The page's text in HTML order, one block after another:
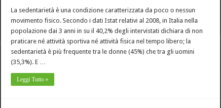
La sedentarietà è una condizione caratterizzata da poco o nessun
movimento fisico. Secondo i dati Istat relativi al 2008, in Italia nella
popolazione dai 3 anni in su il 40,2% degli intervistati dichiara di non
praticare né attività sportiva né attività fisica nel tempo libero; la
sedentarietà è più frequente tra le donne (45%) che tra gli uomini
(35,3%). E …
Leggi Tutto »